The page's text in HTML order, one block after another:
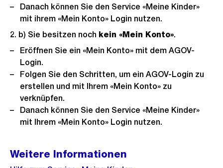
Danach können Sie den Service «Meine Kinder»
mit ihrem «Mein Konto» Login nutzen.
2. b) Sie besitzen noch kein «Mein Konto».
Eröffnen Sie ein «Mein Konto» mit dem AGOV-
Login.
Folgen Sie den Schritten, um ein AGOV-Login zu
erstellen und mit Ihrem «Mein Konto» zu
verknüpfen.
Danach können Sie den Service «Meine Kinder»
mit Ihrem «Mein Konto» Login nutzen.
Weitere Informationen